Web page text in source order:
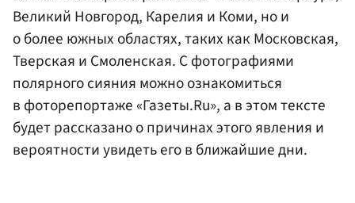
Великий Новгород, Карелия и Коми, но и
о более южных областях, таких как Московская,
Тверская и Смоленская. С фотографиями
полярного сияния можно ознакомиться
в фоторепортаже «Газеты.Ru», а в этом тексте
будет рассказано о причинах этого явления и
вероятности увидеть его в ближайшие дни.